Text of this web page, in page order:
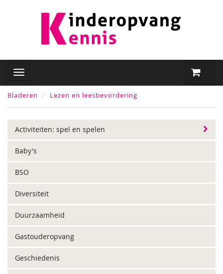
Bladeren Lezen en leesbevordering
Activiteiten: spel en spelen
Baby's
BSO
Diversiteit
Duurzaamheid
Gastouderopvang
Geschiedenis